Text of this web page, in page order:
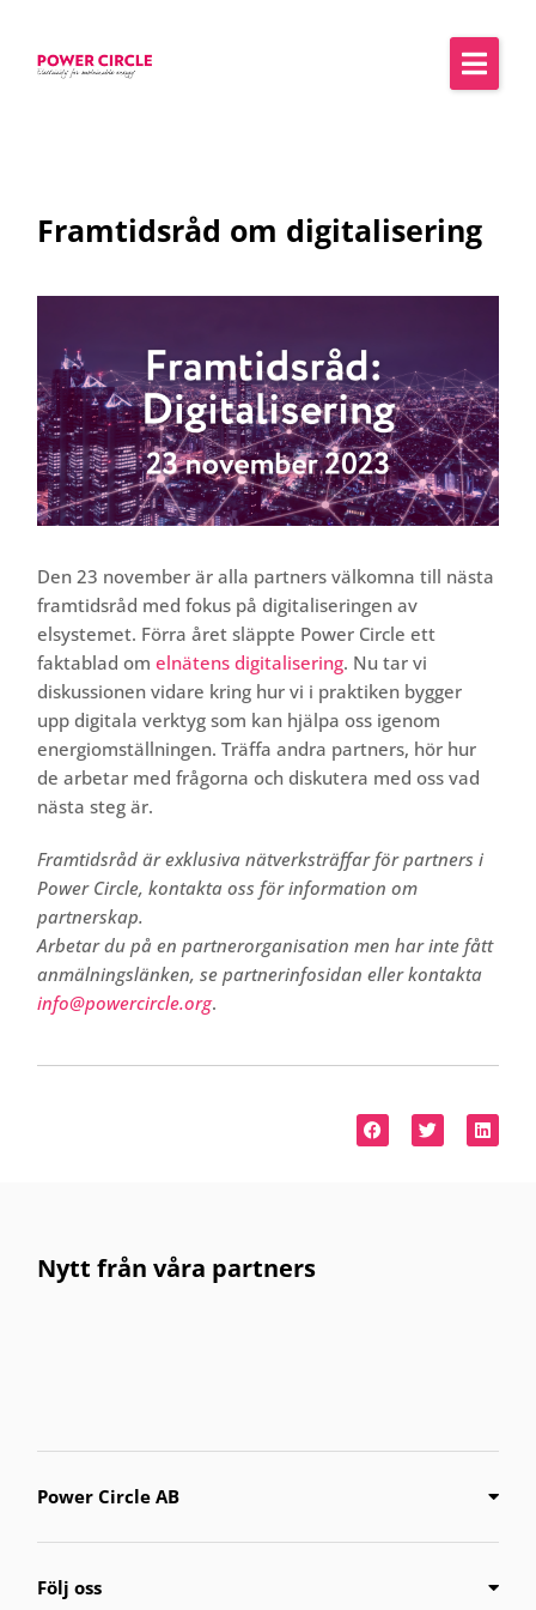
Framtidsråd om digitalisering
Den 23 november är alla partners välkomna till nästa
framtidsråd med fokus på digitaliseringen av
elsystemet. Förra året släppte Power Circle ett
faktablad omelnätens digitalisering. Nu tar vi
diskussionen vidare kring hur vi i praktiken bygger
upp digitala verktyg som kan hjälpa oss igenom
energiomställningen. Träffa andra partners, hör hur
de arbetar med frågorna och diskutera med oss vad
nästa steg är.
Framtidsråd är exklusiva nätverksträffar för partners i
Power Circle, kontakta oss för information om
partnerskap.
Arbetar du på en partnerorganisation men har inte fått
anmälningslänken, se partnerinfosidan eller kontakta
info@powercircle.org.
Nytt från våra partners
Power Circle AB
Följ oss